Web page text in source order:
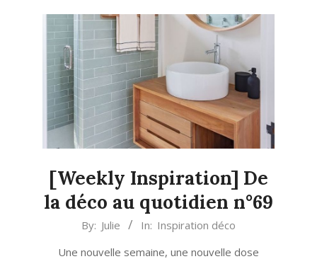
LIVING
[Weekly Inspiration] De
la déco au quotidien n°69
By: Julie In: Inspiration déco
Une nouvelle semaine, une nouvelle dose